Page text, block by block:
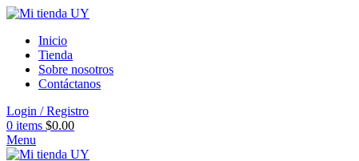
Inicio
Tienda
Sobre nosotros
Contáctanos
Login / Registro
0 items $0.00
Menu